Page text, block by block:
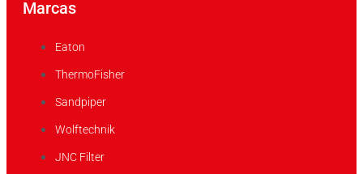
Marcas
Eaton
ThermoFisher
Sandpiper
Wolftechnik
JNC Filter